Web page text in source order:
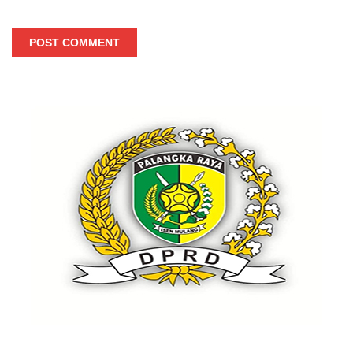
POST COMMENT